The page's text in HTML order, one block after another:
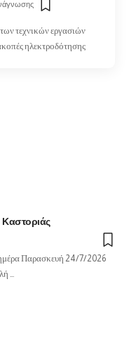
τεχνικών εργασιών
ηλεκτροδότησης
Παρασκευή 24/7/2026
…